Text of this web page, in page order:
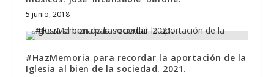
5 junio, 2018
#HazMemoria para recordar la aportación de la
Iglesia al bien de la sociedad. 2021.